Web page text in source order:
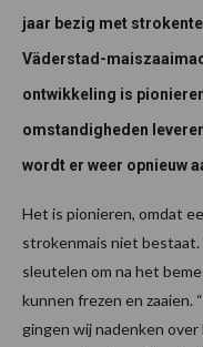
jaar bezig met
Väderstad-
ontwikkeling is
omstandigheden
wordt er weer opnieuw
Het is pionieren, omdat
strokenmais niet bestaat.
sleutelen om na het
kunnen frezen en zaaien.
gingen wij nadenken